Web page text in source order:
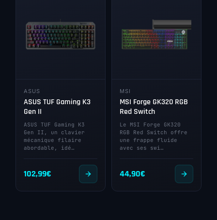
ASUS
ASUS TUF Gaming K3
Gen II
ASUS TUF Gaming K3
Gen II, un clavier
mécanique filaire
abordable, idé…
102,99€
MSI
MSI Forge GK320 RGB
Red Switch
Le MSI Forge GK320
RGB Red Switch offre
une frappe fluide
avec ses swi…
44,90€